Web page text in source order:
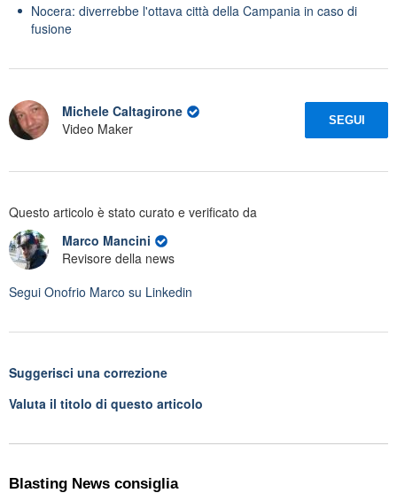
Nocera: diverrebbe l'ottava città della Campania in caso di
fusione
Michele Caltagirone
Video Maker
SEGUI
Questo articolo è stato curato e verificato da
Marco Mancini
Revisore della news
Segui Onofrio Marco su Linkedin
Suggerisci una correzione
Valuta il titolo di questo articolo
Blasting News consiglia